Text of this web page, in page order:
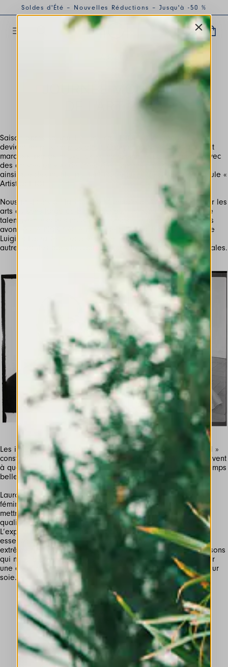
Soldes d'Été – Nouvelles Réductions – Jusqu'à -50 %
JOURNÉE MONDIALE
DE L’ART 2023
Saison après saison, le lien entre HIGH et le monde de l’art
devient de plus en plus étroit. Chaque nouvelle collection est
marquée par de nouvelles et intéressantes collaborations avec
des artistes en vue de créer des imprimés, des événements,
ainsi que des motifs, qui font partie de notre collection capsule «
Artist at HIGH ».
Nous profitons de la Journée Mondiale de l’Art pour célébrer les
arts au sens large et, bien entendu, les nombreux artistes de
talentavec lesquels nous collaborons. Ce printemps-été, nous
avons eu le plaisir et le privilège de travailler avec Enrico de
Luigi et Laura Jelic, et d’entrer en contact avec de nombreux
autres artistes dans le cadre d’autres collaborations collatérales.
Les imprimés sélectionnés pour la collection « Artist @ HIGH »
constituent un hommage à la nature et à la créativité et prouvent
à quel point la perception des artistes peut être en même temps
belle, différente et intimement personnelle.
Laura Jelic propose une vision et une esthétique délicate et
féminine ; ses clichés se présentent comme une invitation à
mettre en discussion nos perceptions et la façon dont nous
qualifions nos rôles au sein du cercle global de la vie.
L’exploration et la compréhension plus profonde de cette
essence de la vie est le pilier de son travail. La légèreté
extrême de l’esthétique de Laura a représenté l’une des raisons
qui nous a poussés à choisir ses œuvres et à en sélectionner
une en particulier, transformée en un motif all-over imprimé sur
soie.